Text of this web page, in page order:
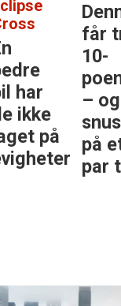
har
ikke
på
får
10-
– og
på
par